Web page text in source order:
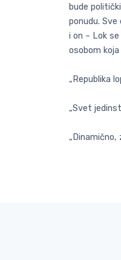
bude
ponudu.
i on – Lok
osobom
„Republika
„Svet